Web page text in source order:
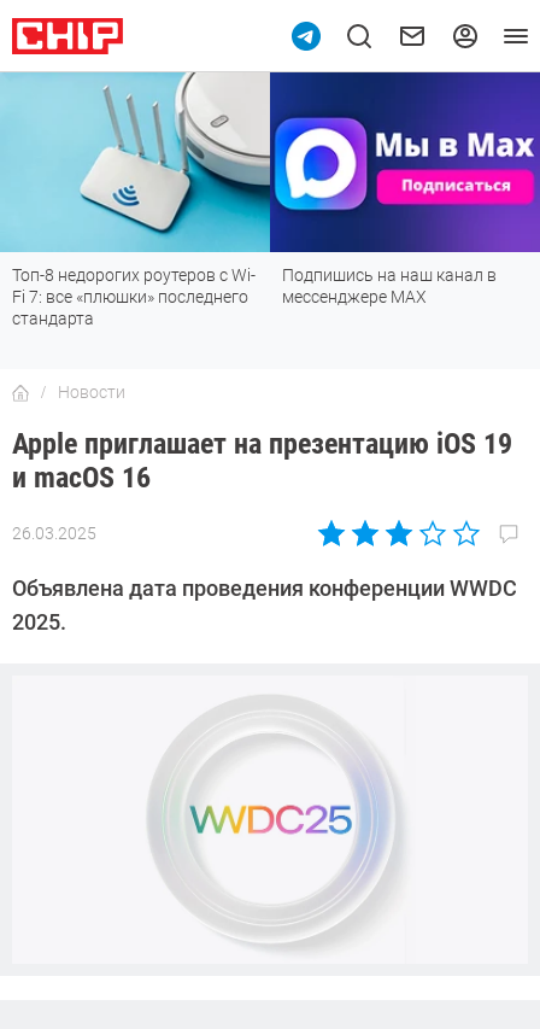
Топ-8 недорогих роутеров с Wi-
Fi 7: все «плюшки» последнего
стандарта
Подпишись на наш канал в
мессенджере МАХ
Новости
Apple приглашает на презентацию iOS 19
и macOS 16
26.03.2025
Автор:
Довлатова
Объявлена дата проведения конференции WWDC
2025.